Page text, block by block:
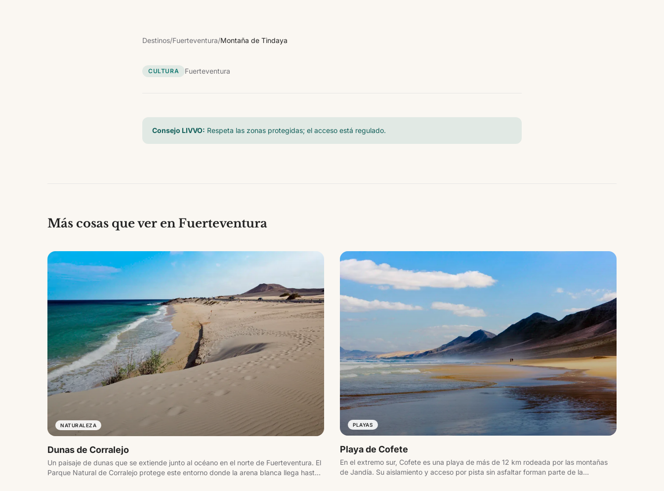
Destinos/Fuerteventura/Montaña de Tindaya
CULTURA Fuerteventura
Consejo LIVVO: Respeta las zonas protegidas; el acceso está regulado.
Más cosas que ver en Fuerteventura
NATURALEZA
Dunas de Corralejo
Un paisaje de dunas que se extiende junto al océano en el norte de Fuerteventura. El
Parque Natural de Corralejo protege este entorno donde la arena blanca llega hasta
PLAYAS
Playa de Cofete
En el extremo sur, Cofete es una playa de más de 12 km rodeada por las montañas
de Jandía. Su aislamiento y acceso por pista sin asfaltar forman parte de la